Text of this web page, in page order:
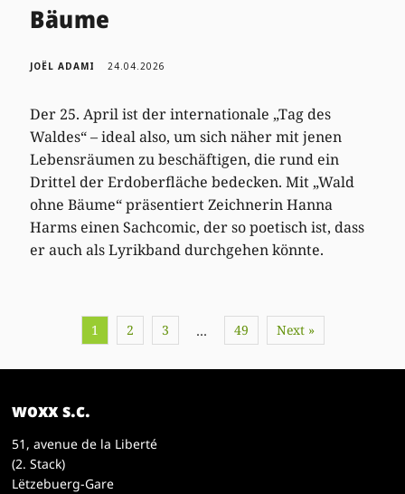
Bäume
JOËL ADAMI 24.04.2026
Der 25. April ist der internationale „Tag des
Waldes“ – ideal also, um sich näher mit jenen
Lebensräumen zu beschäftigen, die rund ein
Drittel der Erdoberfläche bedecken. Mit „Wald
ohne Bäume“ präsentiert Zeichnerin Hanna
Harms einen Sachcomic, der so poetisch ist, dass
er auch als Lyrikband durchgehen könnte.
1 2 3 … 49 Next »
woxx s.c.
51, avenue de la Liberté
(2. Stack)
Lëtzebuerg-Gare